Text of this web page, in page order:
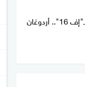
حال فشل صفقة الـ"إف 16".. أردوغان